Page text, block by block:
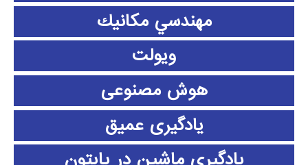
مهندسي مكانيك
ویولت
هوش مصنوعی
یادگیری عمیق
یادگیری ماشین در پایتون